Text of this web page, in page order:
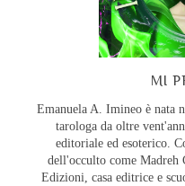
MI
Emanuela A. Imineo è nata
tarologa da oltre
editoriale ed esoterico.
dell'occulto come Madreh
Edizioni, casa editrice e